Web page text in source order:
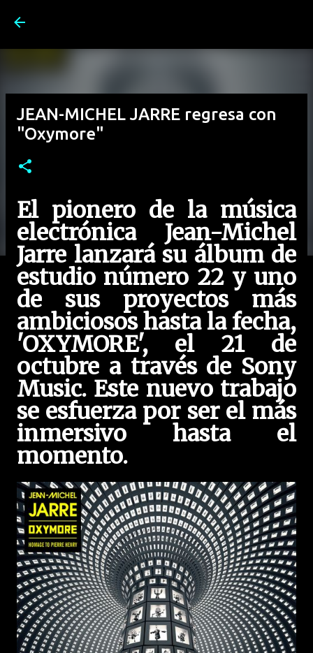
JEAN-MICHEL JARRE regresa con
"Oxymore"
El pionero de la música
electrónica Jean-Michel
Jarre lanzará su álbum de
estudio número 22 y uno
de sus proyectos más
ambiciosos hasta la fecha,
'OXYMORE', el 21 de
octubre a través de Sony
Music. Este nuevo trabajo
se esfuerza por ser el más
inmersivo hasta el
momento.